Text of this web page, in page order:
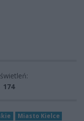
174
Miasto Kielce